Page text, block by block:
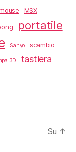
mouse MSX
portatile
Sanyo scambio
3D tastiera
Su ↑